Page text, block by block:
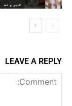
خبرونه
LEAVE A REPLY